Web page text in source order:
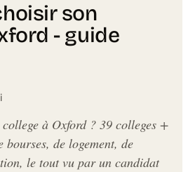
son
- guide
à Oxford ? 39 colleges +
de logement, de
le tout vu par un candidat